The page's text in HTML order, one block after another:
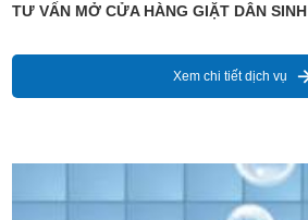
TƯ VẤN MỞ CỬA HÀNG GIẶT DÂN SINH
Xem chi tiết dịch vụ